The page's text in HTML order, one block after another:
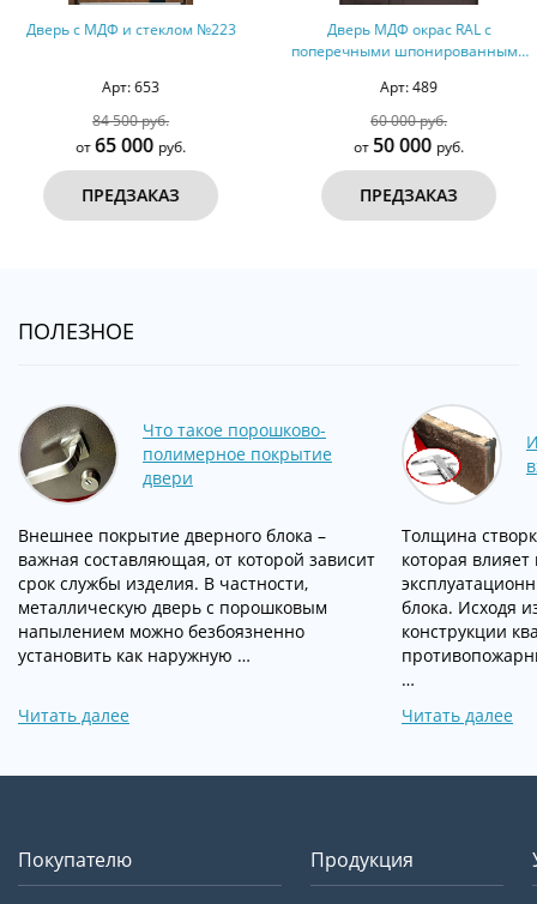
Дверь МДФ окрас RAL с
Арт: 489
60 000 руб.
от50 000руб.
ПРЕДЗАКАЗ
Дверь с зеркалом и МДФ №18
Арт: 292
40 000 руб.
от32 000руб.
ПРЕДЗАКАЗ
ПОЛЕЗНОЕ
Что такое порошково-
полимерное покрытие
двери
Внешнее покрытие дверного блока –
важная составляющая, от которой зависит
срок службы изделия. В частности,
металлическую дверь с порошковым
напылением можно безбоязненно
установить как наружную …
Читать далее
Толщина
которая
блока. Исходя
конструкции
…
Читать далее
Покупателю Продукция